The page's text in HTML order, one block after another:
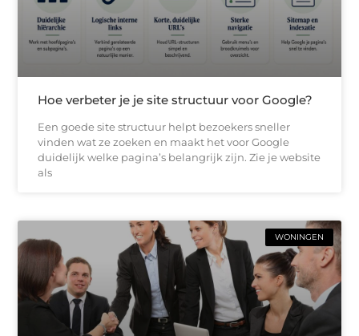
Hoe verbeter je je site structuur voor Google?
Een goede site structuur helpt bezoekers sneller
vinden wat ze zoeken en maakt het voor Google
duidelijk welke pagina’s belangrijk zijn. Zie je website
als
WONINGEN